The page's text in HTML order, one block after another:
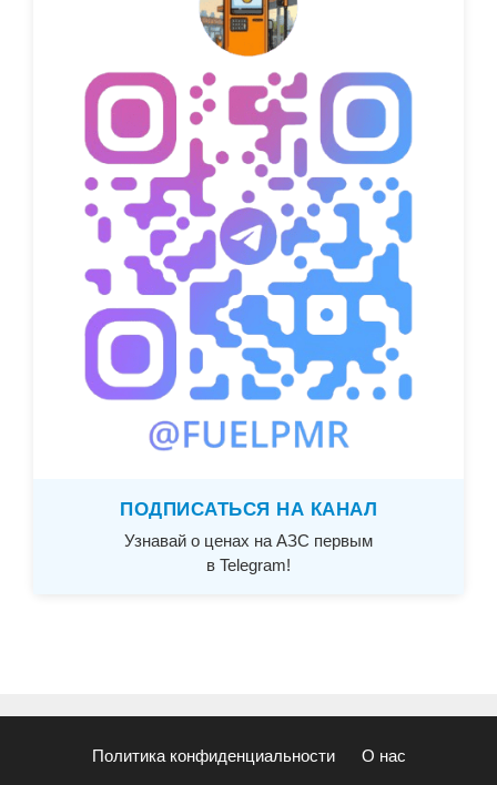
ПОДПИСАТЬСЯ НА КАНАЛ
Узнавай о ценах на АЗС первым
в Telegram!
Политика конфиденциальности О нас